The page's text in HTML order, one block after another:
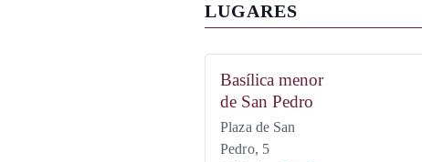
LUGARES
Basílica menor
de San Pedro
Plaza de San
Pedro, 5